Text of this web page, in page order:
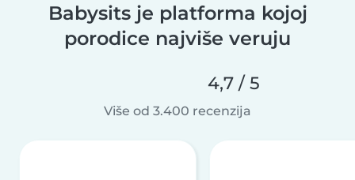
Babysits je platforma kojoj
porodice najviše veruju
4,7 / 5
Više od 3.400 recenzija